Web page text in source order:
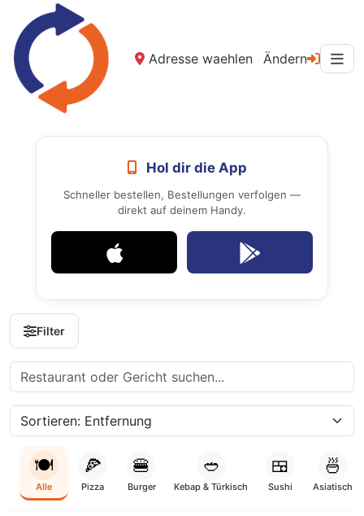
Adresse waehlen Ändern
Hol dir die App
Schneller bestellen, Bestellungen verfolgen —
direkt auf deinem Handy.
Filter
🍽️
Alle
🍕
Pizza
🍔
Burger
🥙
Kebap & Türkisch
🍱
Sushi
🍜
Asiatisch